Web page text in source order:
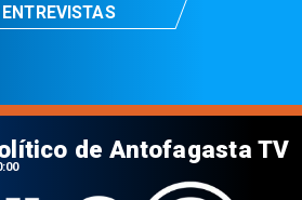
ENTREVISTAS
de Antofagasta TV